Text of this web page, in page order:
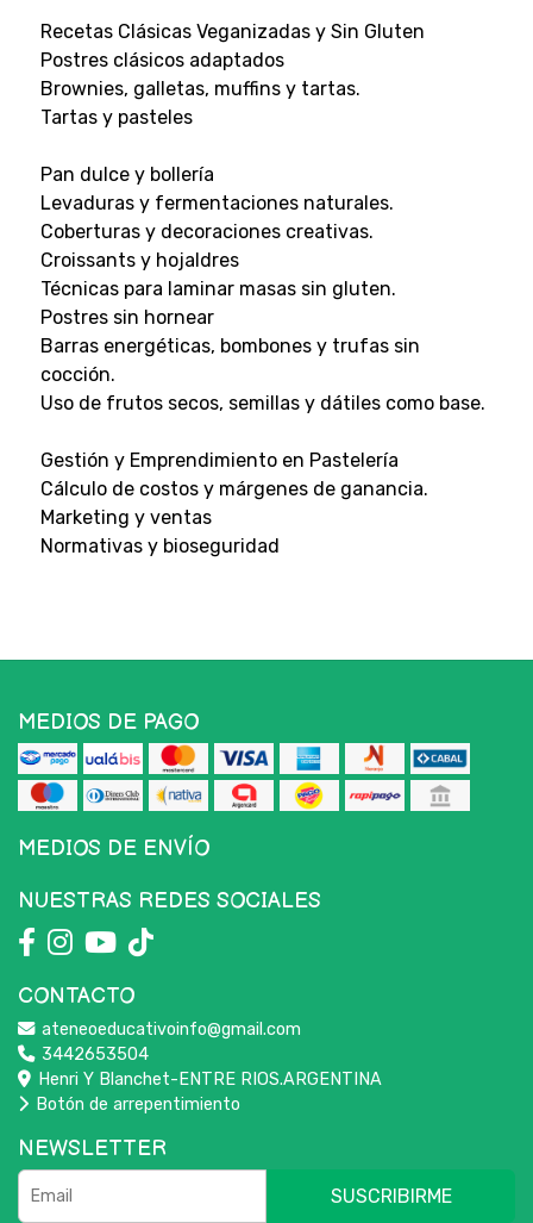
Recetas Clásicas Veganizadas y Sin Gluten
Postres clásicos adaptados
Brownies, galletas, muffins y tartas.
Tartas y pasteles
Pan dulce y bollería
Levaduras y fermentaciones naturales.
Coberturas y decoraciones creativas.
Croissants y hojaldres
Técnicas para laminar masas sin gluten.
Postres sin hornear
Barras energéticas, bombones y trufas sin
cocción.
Uso de frutos secos, semillas y dátiles como base.
Gestión y Emprendimiento en Pastelería
Cálculo de costos y márgenes de ganancia.
Marketing y ventas
Normativas y bioseguridad
MEDIOS DE PAGO
MEDIOS DE ENVÍO
NUESTRAS REDES SOCIALES
CONTACTO
ateneoeducativoinfo@gmail.com
3442653504
Henri Y Blanchet-ENTRE RIOS.ARGENTINA
Botón de arrepentimiento
NEWSLETTER
SUSCRIBIRME